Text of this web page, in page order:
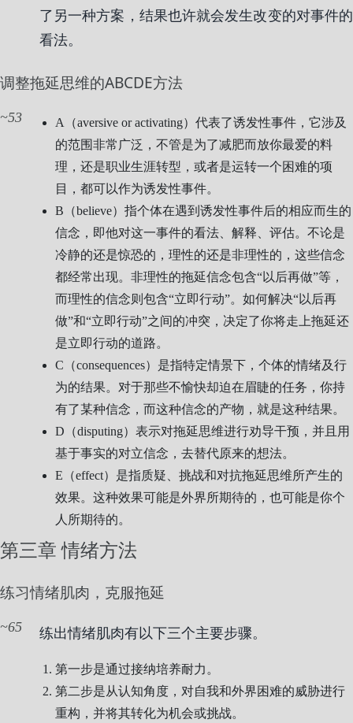
了另一种方案，结果也许就会发生改变的对事件的
看法。
调整拖延思维的ABCDE方法
53
A（aversive or activating）代表了诱发性事件，它涉及
的范围非常广泛，不管是为了减肥而放你最爱的料
理，还是职业生涯转型，或者是运转一个困难的项
目，都可以作为诱发性事件。
B（believe）指个体在遇到诱发性事件后的相应而生的
信念，即他对这一事件的看法、解释、评估。不论是
冷静的还是惊恐的，理性的还是非理性的，这些信念
都经常出现。非理性的拖延信念包含“以后再做”等，
而理性的信念则包含“立即行动”。如何解决“以后再
做”和“立即行动”之间的冲突，决定了你将走上拖延还
是立即行动的道路。
C（consequences）是指特定情景下，个体的情绪及行
为的结果。对于那些不愉快却迫在眉睫的任务，你持
有了某种信念，而这种信念的产物，就是这种结果。
D（disputing）表示对拖延思维进行劝导干预，并且用
基于事实的对立信念，去替代原来的想法。
E（effect）是指质疑、挑战和对抗拖延思维所产生的
效果。这种效果可能是外界所期待的，也可能是你个
人所期待的。
第三章 情绪方法
练习情绪肌肉，克服拖延
65 练出情绪肌肉有以下三个主要步骤。
第一步是通过接纳培养耐力。
第二步是从认知角度，对自我和外界困难的威胁进行
重构，并将其转化为机会或挑战。